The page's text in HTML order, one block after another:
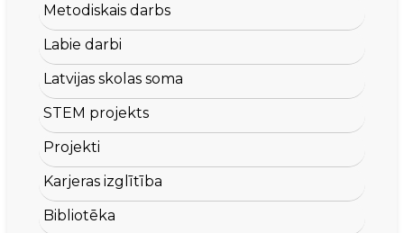
Metodiskais darbs
Labie darbi
Latvijas skolas soma
STEM projekts
Projekti
Karjeras izglītība
Bibliotēka